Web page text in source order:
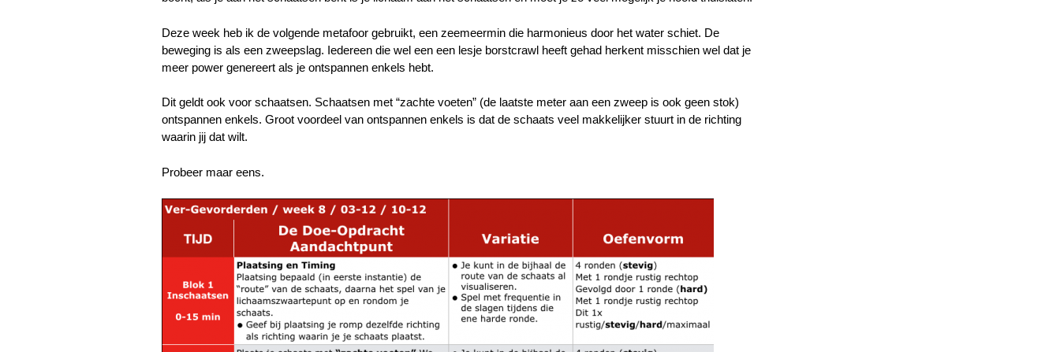
Deze week heb ik de volgende metafoor gebruikt, een zeemeermin die harmonieus door het water schiet. De
beweging is als een zweepslag. Iedereen die wel een een lesje borstcrawl heeft gehad herkent misschien wel dat je
meer power genereert als je ontspannen enkels hebt.
Dit geldt ook voor schaatsen. Schaatsen met “zachte voeten” (de laatste meter aan een zweep is ook geen stok)
ontspannen enkels. Groot voordeel van ontspannen enkels is dat de schaats veel makkelijker stuurt in de richting
waarin jij dat wilt.
Probeer maar eens.